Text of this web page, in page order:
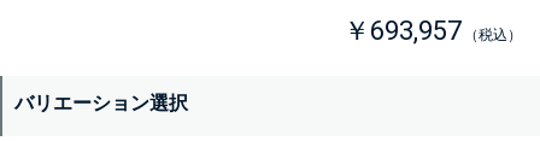
￥693,957 （税込）
バリエーション選択